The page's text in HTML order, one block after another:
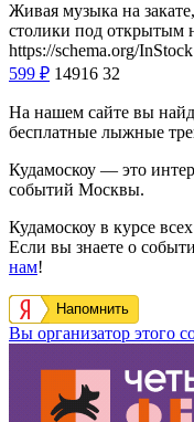
Живая музыка на
столики под открытым
https://schema.org/InStock
599 ₽ 14916 32
На нашем сайте вы
бесплатные лыжные
Кудамоскоу — это
событий Москвы.
Кудамоскоу в курсе
Если вы знаете о
нам!
Напомнить
Вы организатор этого